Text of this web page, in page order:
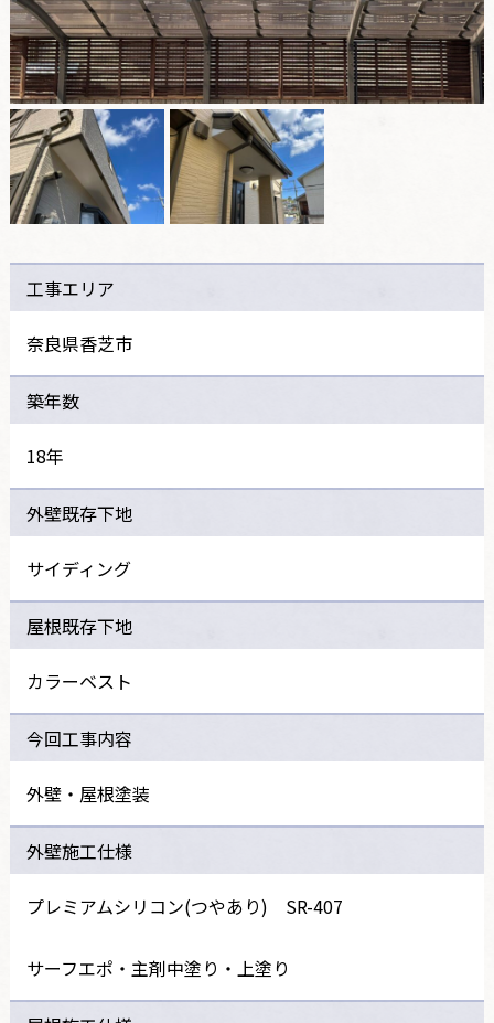
工事エリア
奈良県香芝市
築年数
18年
外壁既存下地
サイディング
屋根既存下地
カラーベスト
今回工事内容
外壁・屋根塗装
外壁施工仕様
プレミアムシリコン(つやあり) SR-407
サーフエポ・主剤中塗り・上塗り